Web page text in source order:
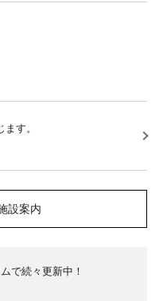
す。
設案内
で続々更新中！